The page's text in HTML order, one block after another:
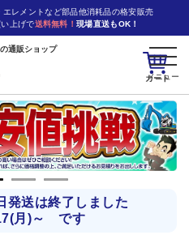
カート
レメントなど部品他消耗品の格安販売
上げで送料無料！ 現場直送もOK！
通販ショップ
発送は終了しました
月)～ です